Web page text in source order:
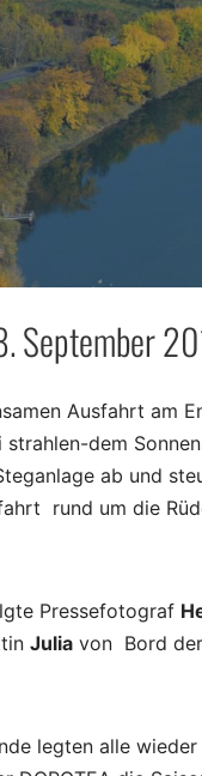
September
Ausfahrt am
strahlen-dem
ab und
rund um die
Pressefotograf
Julia von Bord der
legten alle